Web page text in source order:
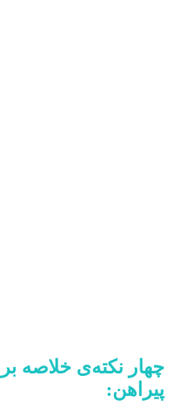
چهار نکته‌ی خلاصه
پیراهن: